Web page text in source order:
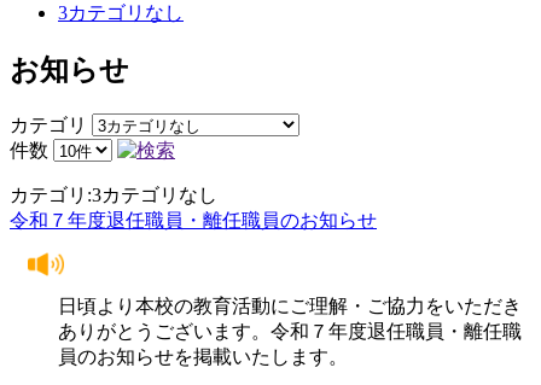
3カテゴリなし
お知らせ
カテゴリ
件数
カテゴリ:3カテゴリなし
令和７年度退任職員・離任職員のお知らせ
日頃より本校の教育活動にご理解・ご協力をいただき
ありがとうございます。令和７年度退任職員・離任職
員のお知らせを掲載いたします。